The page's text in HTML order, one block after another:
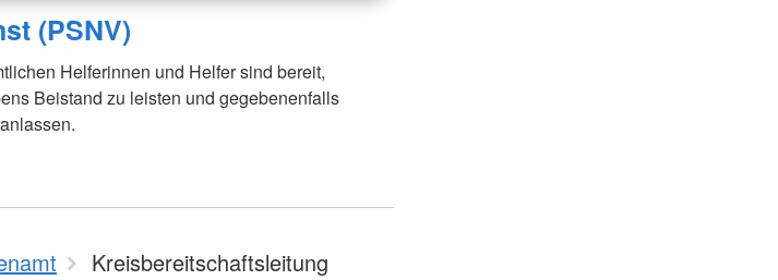
(PSNV)
Helferinnen und Helfer sind bereit,
Beistand zu leisten und gegebenenfalls
Kreisbereitschaftsleitung